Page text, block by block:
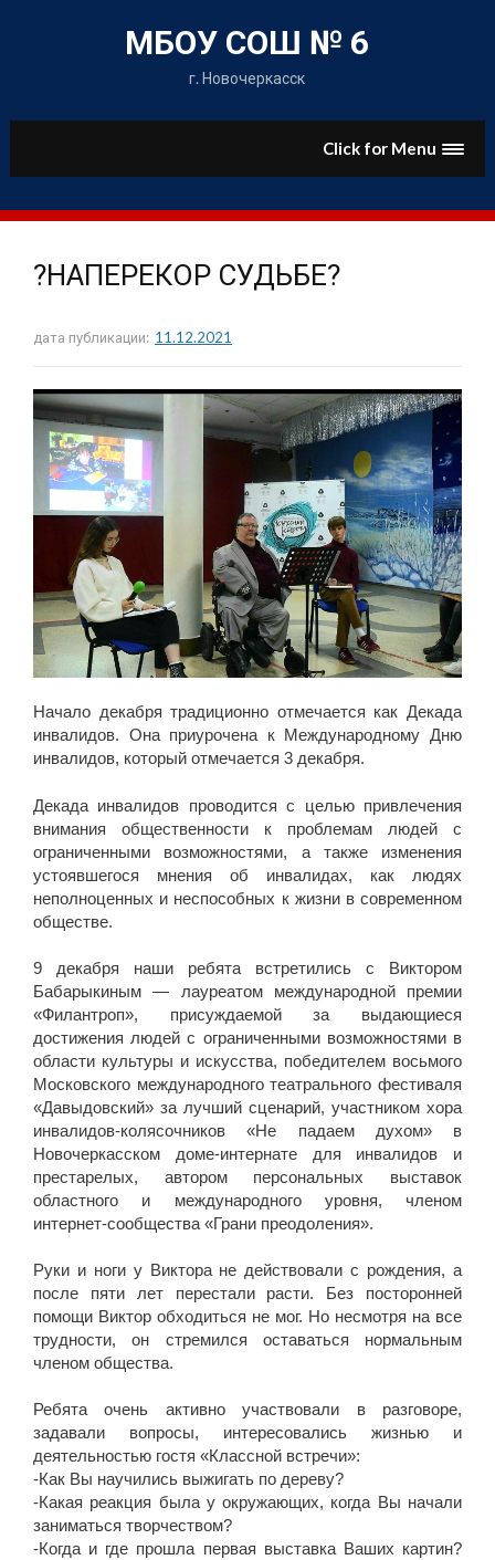
content
МБОУ СОШ № 6
г. Новочеркасск
Click for Menu
?НАПЕРЕКОР СУДЬБЕ?
дата публикации: 11.12.2021
Начало декабря традиционно отмечается как Декада
инвалидов. Она приурочена к Международному Дню
инвалидов, который отмечается 3 декабря.
Декада инвалидов проводится с целью привлечения
внимания общественности к проблемам людей с
ограниченными возможностями, а также изменения
устоявшегося мнения об инвалидах, как людях
неполноценных и неспособных к жизни в современном
обществе.
9 декабря наши ребята встретились с Виктором
Бабарыкиным — лауреатом международной премии
«Филантроп», присуждаемой за выдающиеся
достижения людей с ограниченными возможностями в
области культуры и искусства, победителем восьмого
Московского международного театрального фестиваля
«Давыдовский» за лучший сценарий, участником хора
инвалидов-колясочников «Не падаем духом» в
Новочеркасском доме-интернате для инвалидов и
престарелых, автором персональных выставок
областного и международного уровня, членом
интернет-сообщества «Грани преодоления».
Руки и ноги у Виктора не действовали с рождения, а
после пяти лет перестали расти. Без посторонней
помощи Виктор обходиться не мог. Но несмотря на все
трудности, он стремился оставаться нормальным
членом общества.
Ребята очень активно участвовали в разговоре,
задавали вопросы, интересовались жизнью и
деятельностью гостя «Классной встречи»:
-Как Вы научились выжигать по дереву?
-Какая реакция была у окружающих, когда Вы начали
заниматься творчеством?
-Когда и где прошла первая выставка Ваших картин?